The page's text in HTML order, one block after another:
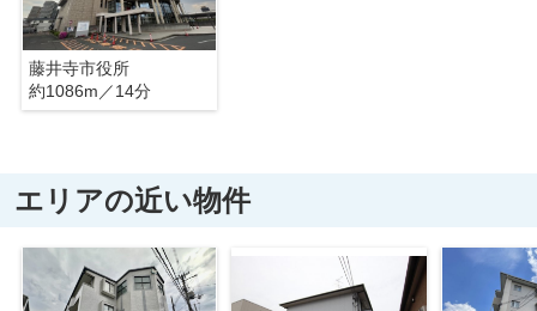
藤井寺市役所
約1086m／14分
エリアの近い物件